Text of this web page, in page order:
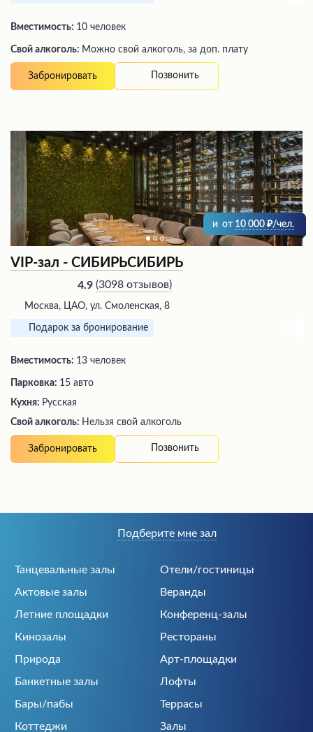
Вместимость: 10 человек
Свой алкоголь: Можно свой алкоголь, за доп. плату
Забронировать Позвонить
и от 10 000 /чел.
VIP-зал - СИБИРЬСИБИРЬ
4.9 (3098 отзывов)
Москва, ЦАО, ул. Смоленская, 8
Подарок за бронирование
Вместимость: 13 человек
Парковка: 15 авто
Кухня: Русская
Свой алкоголь: Нельзя свой алкоголь
Забронировать Позвонить
Танцевальные залы
Отели/гостиницы
Актовые залы
Веранды
Летние площадки
Конференц-залы
Кинозалы
Рестораны
Природа
Арт-площадки
Банкетные залы
Лофты
Бары/пабы
Террасы
Коттеджи
Залы
Подберите мне зал